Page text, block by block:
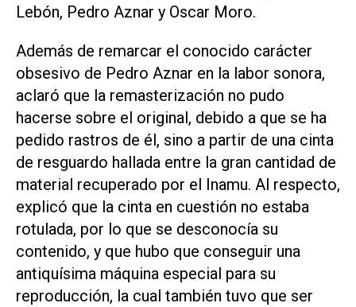
Lebón, Pedro Aznar y Oscar Moro.
Además de remarcar el conocido carácter
obsesivo de Pedro Aznar en la labor sonora,
aclaró que la remasterización no pudo
hacerse sobre el original, debido a que se ha
pedido rastros de él, sino a partir de una cinta
de resguardo hallada entre la gran cantidad de
material recuperado por el Inamu. Al respecto,
explicó que la cinta en cuestión no estaba
rotulada, por lo que se desconocía su
contenido, y que hubo que conseguir una
antiquísima máquina especial para su
reproducción, la cual también tuvo que ser